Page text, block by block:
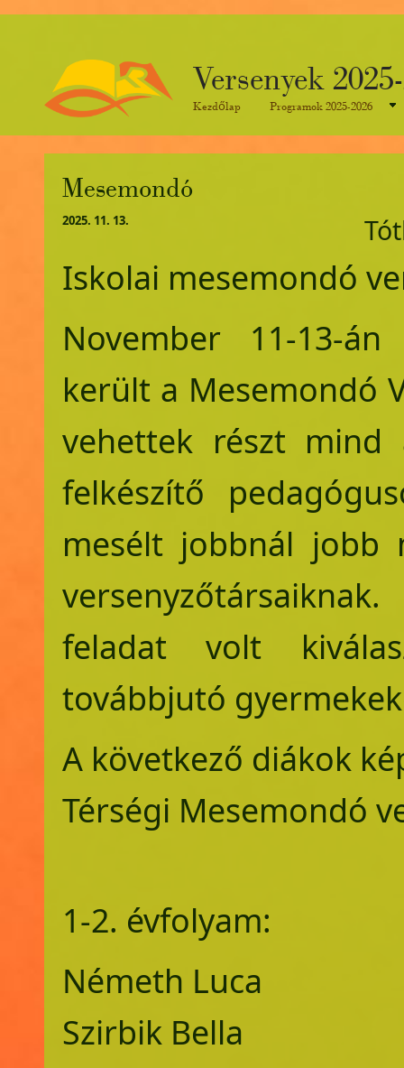
Versenyek
Kezdőlap Programok 2025-2026
Mesemondó
2025. 11. 13.
Iskolai mesemondó
November 11-13-
került a Mesemondó
vehettek részt
felkészítő
mesélt jobbnál jobb
feladat volt
továbbjutó
A következő diákok
Térségi Mesemondó
1-2. évfolyam:
Németh
Szirbik Bella